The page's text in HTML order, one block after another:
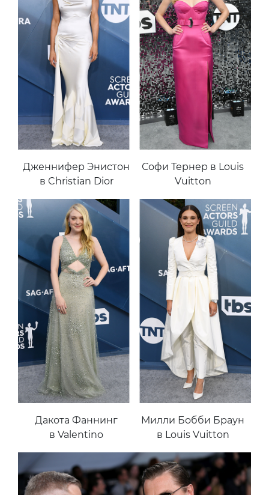
Дженнифер Энистон
в Christian Dior
Софи Тернер в Louis
Vuitton
Дакота Фаннинг
в Valentino
Милли Бобби Браун
в Louis Vuitton